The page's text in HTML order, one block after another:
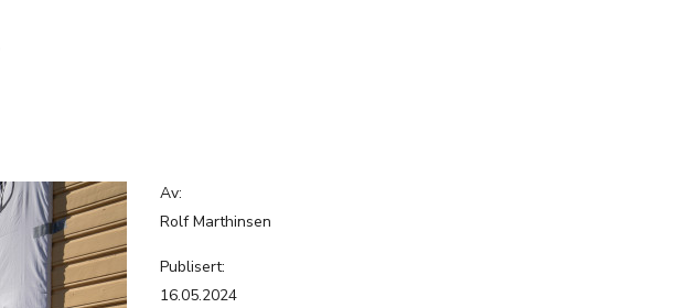
Av:
Rolf Marthinsen
Publisert:
16.05.2024